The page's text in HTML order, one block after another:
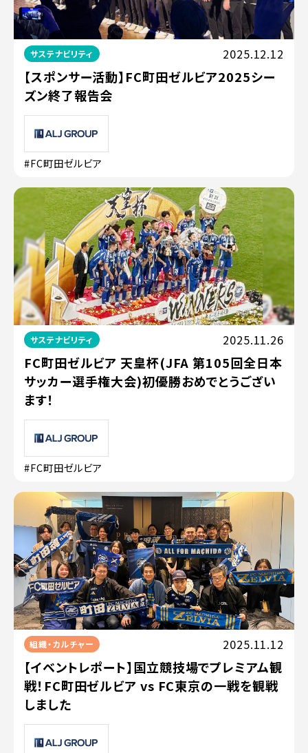
サステナビリティ 2025.12.12
【スポンサー活動】FC町田ゼルビア2025シー
ズン終了報告会
#FC町田ゼルビア
サステナビリティ 2025.11.26
FC町田ゼルビア 天皇杯(JFA 第105回全日本
サッカー選手権大会)初優勝おめでとうござい
ます！
#FC町田ゼルビア
組織・カルチャー 2025.11.12
【イベントレポート】国立競技場でプレミアム観
戦！FC町田ゼルビア vs FC東京の一戦を観戦
しました